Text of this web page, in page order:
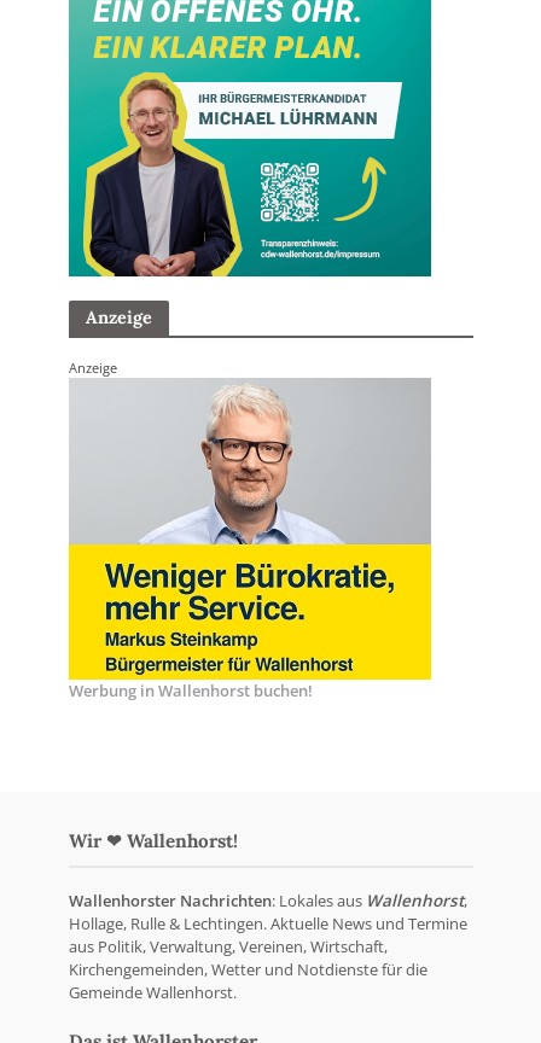
Anzeige
Anzeige
Werbung in Wallenhorst buchen!
Wir ❤ Wallenhorst!
Wallenhorster Nachrichten: Lokales aus Wallenhorst,
Hollage, Rulle & Lechtingen. Aktuelle News und Termine
aus Politik, Verwaltung, Vereinen, Wirtschaft,
Kirchengemeinden, Wetter und Notdienste für die
Gemeinde Wallenhorst.